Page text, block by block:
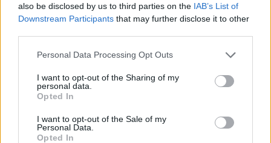
also be disclosed by us to third parties on the IAB’s List of
Downstream Participants that may further disclose it to other
Personal Data Processing Opt Outs
I want to opt-out of the Sharing of my
personal data.
Opted In
I want to opt-out of the Sale of my
Personal Data.
Opted In
- Advertisement -
Scledum film festival